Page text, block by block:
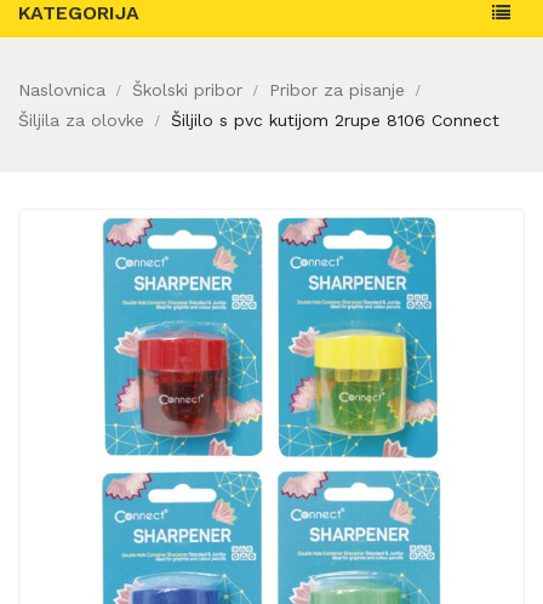
KATEGORIJA
Naslovnica Školski pribor
Pribor za pisanje
Šiljila za olovke
Šiljilo s pvc kutijom 2rupe 8106 Connect